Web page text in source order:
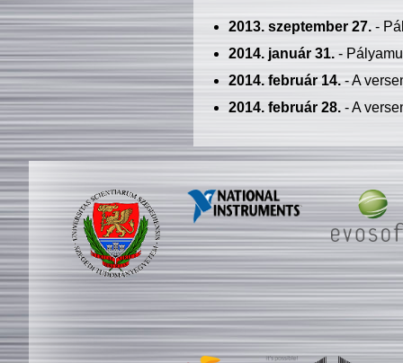
2013. szeptember 27.-
2014. január 31.-
2014. február 14.- A
2014. február 28.- A